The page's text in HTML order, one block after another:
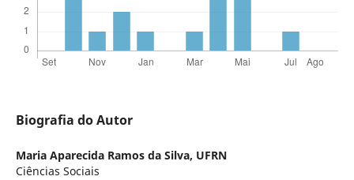
Biografia do Autor
Maria Aparecida Ramos da Silva, UFRN
Ciências Sociais